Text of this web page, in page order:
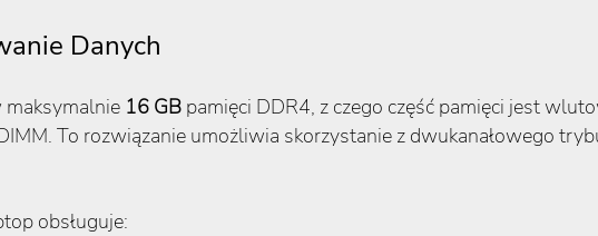
Danych
16 GB pamięci DDR4, z czego część pamięci jest
To rozwiązanie umożliwia skorzystanie z dwukanałowego
obsługuje: